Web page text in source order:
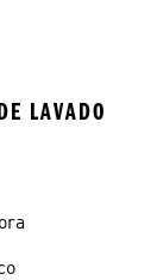
LAVADO